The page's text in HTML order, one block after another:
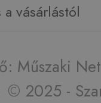
a vásárlástól
Műszaki
© 2025 -